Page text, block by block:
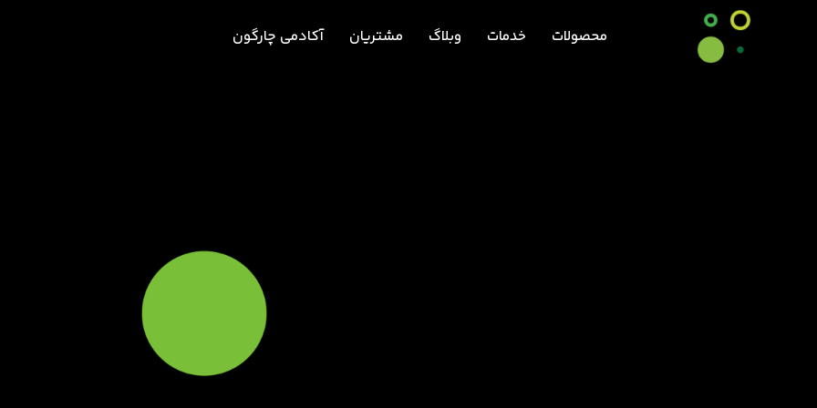
محصولات خدمات وبلاگ مشتریان آکادمی چارگون